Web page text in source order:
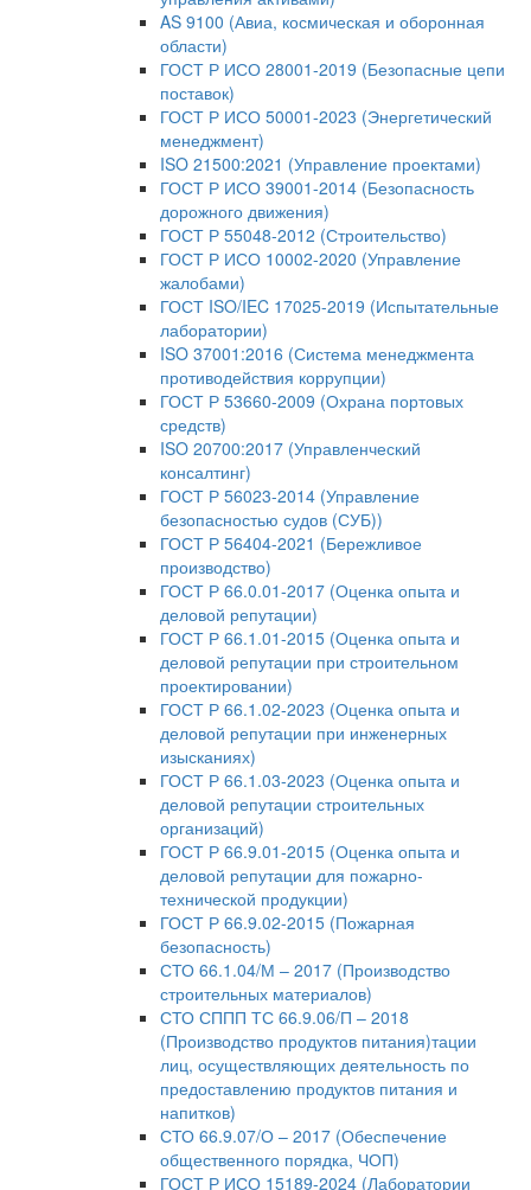
AS 9100 (Авиа, космическая и оборонная
области)
ГОСТ Р ИСО 28001-2019 (Безопасные цепи
поставок)
ГОСТ Р ИСО 50001-2023 (Энергетический
менеджмент)
ISO 21500:2021 (Управление проектами)
ГОСТ Р ИСО 39001-2014 (Безопасность
дорожного движения)
ГОСТ Р 55048-2012 (Строительство)
ГОСТ Р ИСО 10002-2020 (Управление
жалобами)
ГОСТ ISO/IEC 17025-2019 (Испытательные
лаборатории)
ISO 37001:2016 (Система менеджмента
противодействия коррупции)
ГОСТ Р 53660-2009 (Охрана портовых
средств)
ISO 20700:2017 (Управленческий
консалтинг)
ГОСТ Р 56023-2014 (Управление
безопасностью судов (СУБ))
ГОСТ Р 56404-2021 (Бережливое
производство)
ГОСТ Р 66.0.01-2017 (Оценка опыта и
деловой репутации)
ГОСТ Р 66.1.01-2015 (Оценка опыта и
деловой репутации при строительном
проектировании)
ГОСТ Р 66.1.02-2023 (Оценка опыта и
деловой репутации при инженерных
изысканиях)
ГОСТ Р 66.1.03-2023 (Оценка опыта и
деловой репутации строительных
организаций)
ГОСТ Р 66.9.01-2015 (Оценка опыта и
деловой репутации для пожарно-
технической продукции)
ГОСТ Р 66.9.02-2015 (Пожарная
безопасность)
СТО 66.1.04/М – 2017 (Производство
строительных материалов)
СТО СППП ТС 66.9.06/П – 2018
(Производство продуктов питания)тации
лиц, осуществляющих деятельность по
предоставлению продуктов питания и
напитков)
СТО 66.9.07/О – 2017 (Обеспечение
общественного порядка, ЧОП)
ГОСТ Р ИСО 15189-2024 (Лаборатории